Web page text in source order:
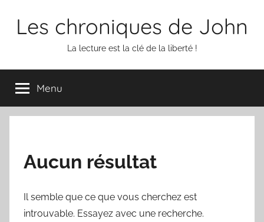
Les chroniques de John
La lecture est la clé de la liberté !
Menu
Aucun résultat
Il semble que ce que vous cherchez est
introuvable. Essayez avec une recherche.